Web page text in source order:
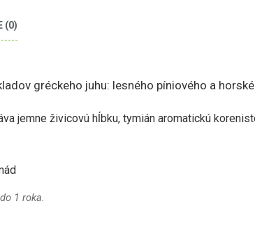
(0)
gréckeho juhu: lesného píniového a
jemne živicovú hĺbku, tymián aromatickú
1 roka.